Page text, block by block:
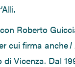
.
Roberto
cui firma ancheI
di Vicenza. Dal